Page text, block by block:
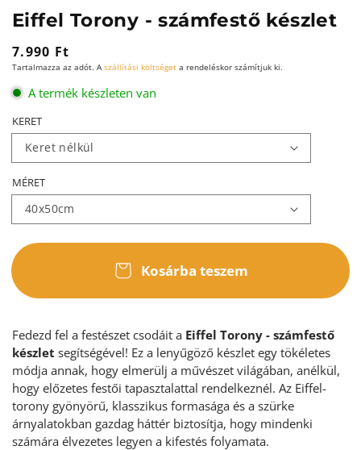
Eiffel Torony - számfestő készlet
Normál
ár
7.990 Ft
Tartalmazza az adót. A szállítási költséget a rendeléskor számítjuk ki.
A termék készleten van
KERET
MÉRET
Kosárba teszem
Fedezd fel a festészet csodáit a Eiffel Torony - számfestő
készlet segítségével! Ez a lenyűgöző készlet egy tökéletes
módja annak, hogy elmerülj a művészet világában, anélkül,
hogy előzetes festői tapasztalattal rendelkeznél. Az Eiffel-
torony gyönyörű, klasszikus formasága és a szürke
árnyalatokban gazdag háttér biztosítja, hogy mindenki
számára élvezetes legyen a kifestés folyamata.